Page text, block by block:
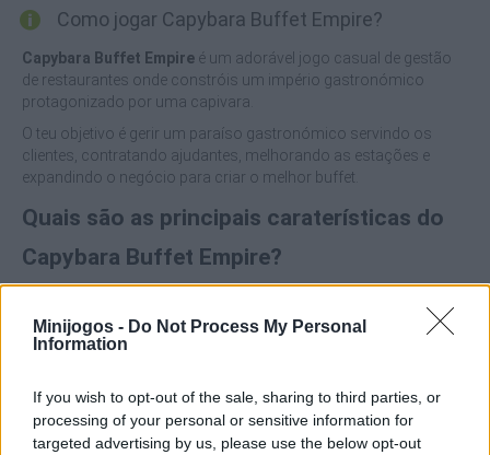
Minijogos - Do Not Process My Personal
Information
If you wish to opt-out of the sale, sharing to third parties, or
processing of your personal or sensitive information for
targeted advertising by us, please use the below opt-out
Como jogar Capybara Buffet Empire?
Capybara Buffet Empire é um adorável jogo casual de gestão
de restaurantes onde constróis um império gastronómico
protagonizado por uma capivara.
O teu objetivo é gerir um paraíso gastronómico servindo os
clientes, contratando ajudantes, melhorando as estações e
expandindo o negócio para criar o melhor buffet.
Quais são as principais caraterísticas do
Capybara Buffet Empire?
: contrata pessoal e melhora as
estações de comida para acelerar o serviço.
Progressão
Estética : Apresenta um design descontraído e acolhedor
e personagens adoráveis.